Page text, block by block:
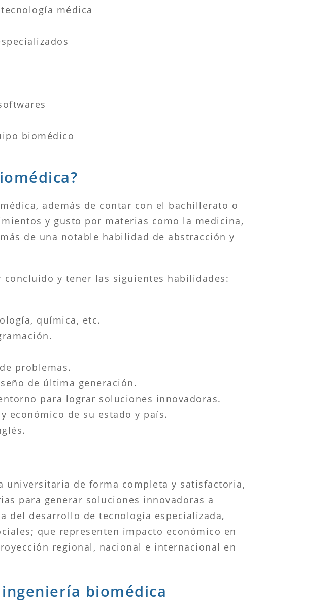
médica
biomédico
además de contar con el bachillerato o
y gusto por materias como la medicina,
de una notable habilidad de abstracción y
y tener las siguientes habilidades:
química, etc.
problemas.
de última generación.
para lograr soluciones innovadoras.
económico de su estado y país.
universitaria de forma completa y satisfactoria,
para generar soluciones innovadoras a
del desarrollo de tecnología especializada,
que representen impacto económico en
regional, nacional e internacional en
biomédica